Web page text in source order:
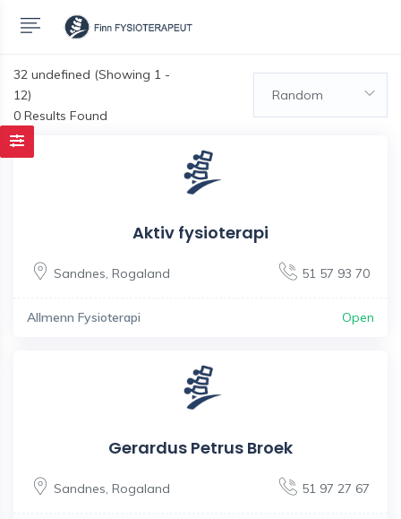
32 undefined (Showing 1 -
12)
0 Results Found
Random
Aktiv fysioterapi
Sandnes Rogaland 51 57 93 70
Allmenn Fysioterapi Open
Gerardus Petrus Broek
Sandnes Rogaland 51 97 27 67